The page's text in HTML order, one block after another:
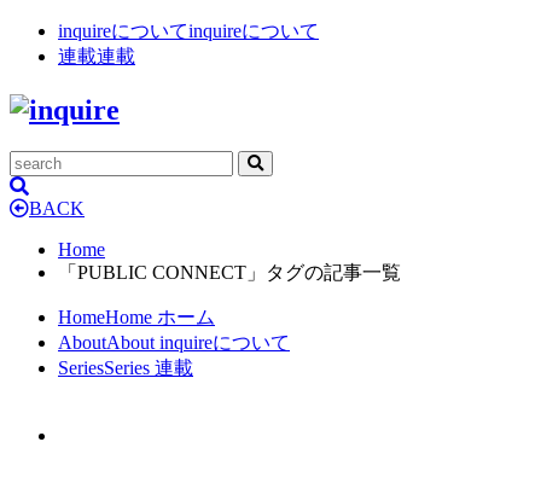
inquireについてinquireについて
連載連載
BACK
Home
「PUBLIC CONNECT」タグの記事一覧
HomeHome ホーム
AboutAbout inquireについて
SeriesSeries 連載